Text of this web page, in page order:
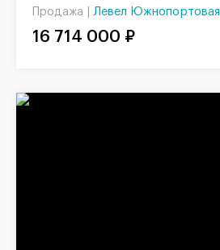
Продажа | Левел Южнопортовая
16 714 000 ₽